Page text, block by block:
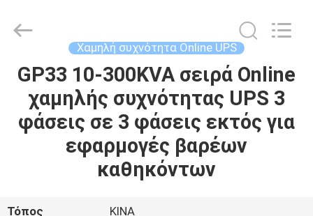
ΣΠΊΤΙ
ΠΡΟΪΌΝΤΑ
ΕΜΆΣ
POWER
GROUP.
Χαμηλή συχνότητα Online UPS
GP33 10-300KVA σειρά Online
χαμηλής συχνότητας UPS 3
φάσεις σε 3 φάσεις εκτός για
εφαρμογές βαρέων
καθηκόντων
Τόπος
ΚΙΝΑ